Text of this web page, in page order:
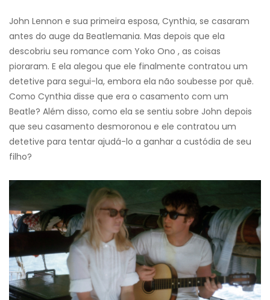
John Lennon e sua primeira esposa, Cynthia, se casaram
antes do auge da Beatlemania. Mas depois que ela
descobriu seu romance com Yoko Ono , as coisas
pioraram. E ela alegou que ele finalmente contratou um
detetive para segui-la, embora ela não soubesse por quê.
Como Cynthia disse que era o casamento com um
Beatle? Além disso, como ela se sentiu sobre John depois
que seu casamento desmoronou e ele contratou um
detetive para tentar ajudá-lo a ganhar a custódia de seu
filho?